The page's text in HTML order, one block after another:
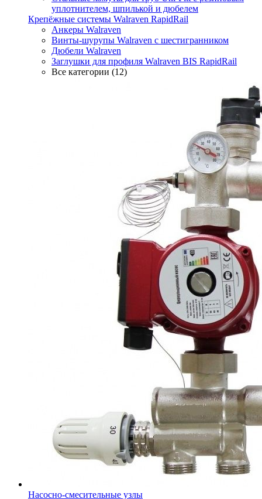
уплотнителем, шпилькой и дюбелем
Крепёжные системы Walraven RapidRail
Анкеры Walraven
Винты-шурупы Walraven с шестигранником
Дюбели Walraven
Заглушки для профиля Walraven BIS RapidRail
Все категории (12)
Насосно-смесительные узлы